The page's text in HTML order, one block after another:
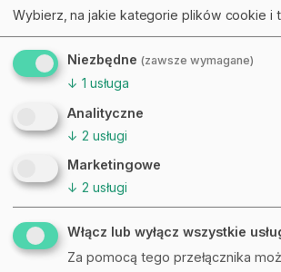
Wybierz, na jakie kategorie plików cookie i
Niezbędne (zawsze wymagane)
↓ 1 usługa
Analityczne
↓ 2 usługi
Marketingowe
↓ 2 usługi
Włącz lub wyłącz wszystkie
Za pomocą tego przełącznika